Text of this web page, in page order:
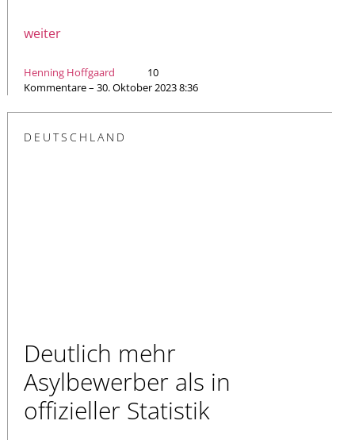
weiter
Henning Hoffgaard
10
Kommentare – 30. Oktober 2023 8:36
DEUTSCHLAND
Deutlich mehr
Asylbewerber als in
offizieller Statistik